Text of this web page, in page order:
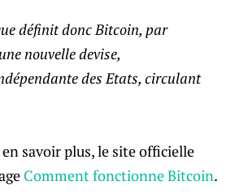
définit donc Bitcoin, par
nouvelle devise,
des Etats, circulant
savoir plus, le site officielle
Comment fonctionne Bitcoin.